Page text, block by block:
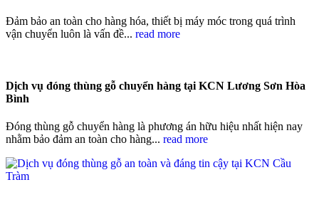
Đảm bảo an toàn cho hàng hóa, thiết bị máy móc trong quá trình
vận chuyển luôn là vấn đề... read more
Dịch vụ đóng thùng gỗ chuyển hàng tại KCN Lương Sơn Hòa
Bình
Đóng thùng gỗ chuyển hàng là phương án hữu hiệu nhất hiện nay
nhằm bảo đảm an toàn cho hàng... read more